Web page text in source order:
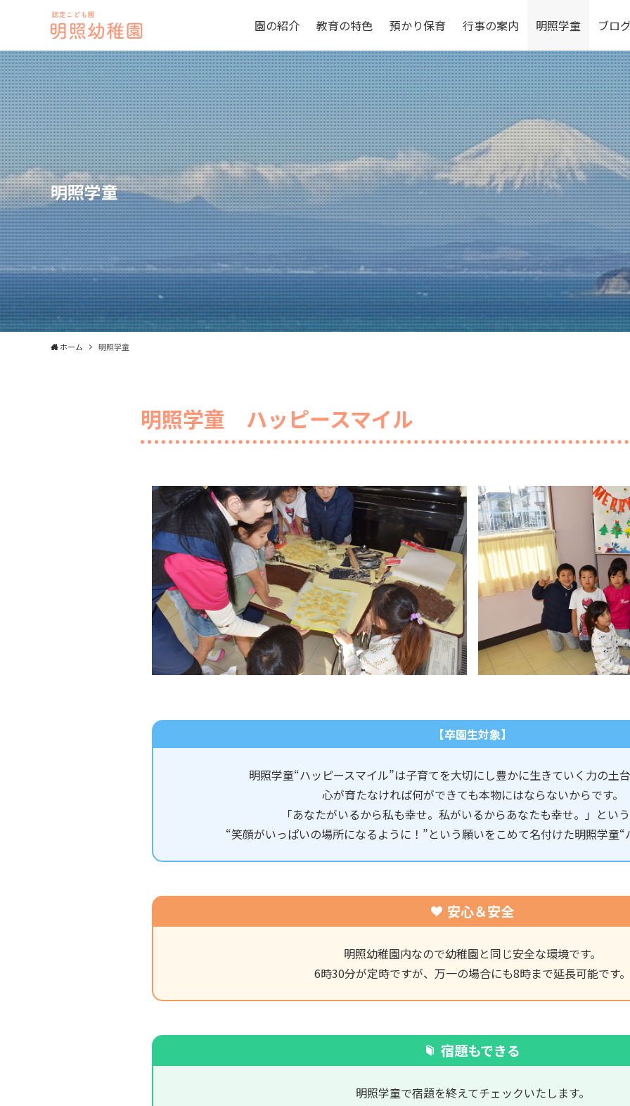
園の紹介 教育の特色 預かり保育 行事の案内 明照学童 ブロ
明照学童
ホーム 明照学童
明照学童 ハッピースマイル
【卒園生対象】
明照学童“ハッピースマイル”は子育てを大切にし豊かに生きていく力の土
心が育たなければ何ができても本物にはならないからです。
「あなたがいるから私も幸せ。私がいるからあなたも幸せ。」とい
“笑顔がいっぱいの場所になるように！”という願いをこめて名付けた明照学童“
安心＆安全
明照幼稚園内なので幼稚園と同じ安全な環境です。
6時30分が定時ですが、万一の場合にも8時まで延長可能です。
宿題もできる
明照学童で宿題を終えてチェックいたします。